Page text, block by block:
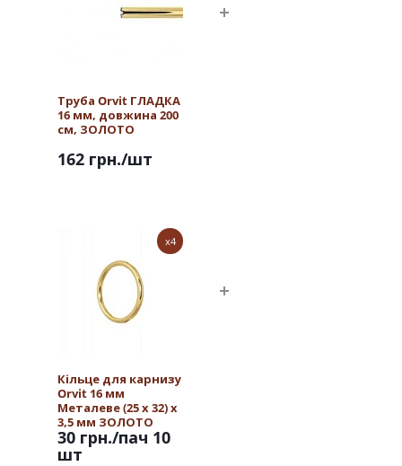
Труба Orvit ГЛАДКА
16 мм, довжина 200
см, ЗОЛОТО
162 грн./шт
x4
Кільце для карнизу
Orvit 16 мм
Металеве (25 х 32) х
3,5 мм ЗОЛОТО
30 грн./пач 10
шт